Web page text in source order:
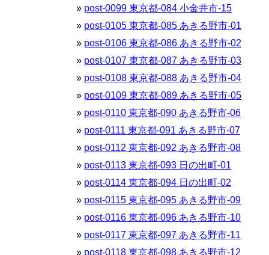
post-0099 東京都-084 小金井市-15
post-0105 東京都-085 あきる野市-01
post-0106 東京都-086 あきる野市-02
post-0107 東京都-087 あきる野市-03
post-0108 東京都-088 あきる野市-04
post-0109 東京都-089 あきる野市-05
post-0110 東京都-090 あきる野市-06
post-0111 東京都-091 あきる野市-07
post-0112 東京都-092 あきる野市-08
post-0113 東京都-093 日の出町-01
post-0114 東京都-094 日の出町-02
post-0115 東京都-095 あきる野市-09
post-0116 東京都-096 あきる野市-10
post-0117 東京都-097 あきる野市-11
post-0118 東京都-098 あきる野市-12